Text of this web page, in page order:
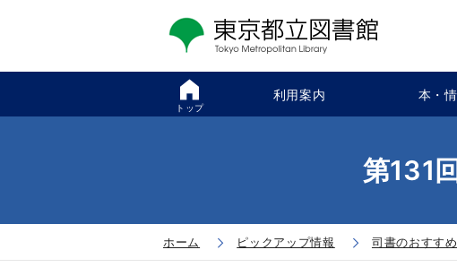
トップ
利用案内 本・
第131
ホーム ピックアップ情報 司書のおすす